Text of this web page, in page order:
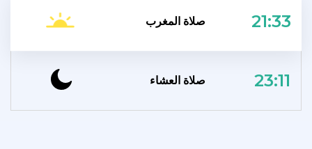
صلاة المغرب 21:33
صلاة العشاء 23:11